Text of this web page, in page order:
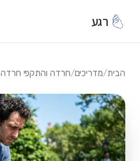
רגע
הבית/מדריכים/חרדה והתקפי חרדה